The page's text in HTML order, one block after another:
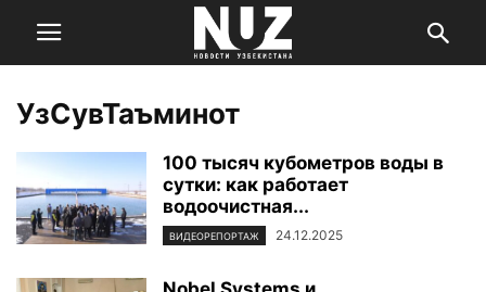
УзСувТаъминот
100 тысяч кубометров воды в
сутки: как работает
водоочистная...
ВИДЕОРЕПОРТАЖ 24.12.2025